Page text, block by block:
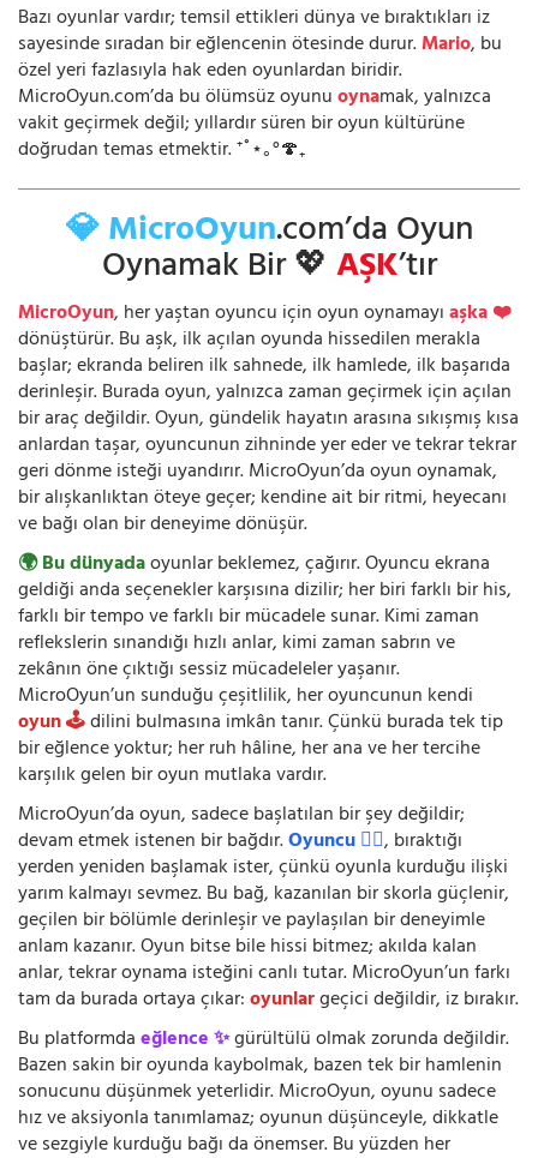
Bazı oyunlar vardır; temsil ettikleri dünya ve bıraktıkları iz
sayesinde sıradan bir eğlencenin ötesinde durur.Mario, bu
özel yeri fazlasıyla hak eden oyunlardan biridir.
MicroOyun.com’da bu ölümsüz oyunuoynamak, yalnızca
vakit geçirmek değil; yıllardır süren bir oyun kültürüne
doğrudan temas etmektir. ⁺˚⋆｡°🍄₊
💎 MicroOyun.com’da Oyun
Oynamak Bir 💖AŞK’tır
MicroOyun, her yaştan oyuncu için oyun oynamayıaşka ❤️
dönüştürür. Bu aşk, ilk açılan oyunda hissedilen merakla
başlar; ekranda beliren ilk sahnede, ilk hamlede, ilk başarıda
derinleşir. Burada oyun, yalnızca zaman geçirmek için açılan
bir araç değildir. Oyun, gündelik hayatın arasına sıkışmış kısa
anlardan taşar, oyuncunun zihninde yer eder ve tekrar tekrar
geri dönme isteği uyandırır. MicroOyun’da oyun oynamak,
bir alışkanlıktan öteye geçer; kendine ait bir ritmi, heyecanı
ve bağı olan bir deneyime dönüşür.
🌍 Bu dünyadaoyunlar beklemez, çağırır. Oyuncu ekrana
geldiği anda seçenekler karşısına dizilir; her biri farklı bir his,
farklı bir tempo ve farklı bir mücadele sunar. Kimi zaman
reflekslerin sınandığı hızlı anlar, kimi zaman sabrın ve
zekânın öne çıktığı sessiz mücadeleler yaşanır.
MicroOyun’un sunduğu çeşitlilik, her oyuncunun kendi
oyun 🕹️dilini bulmasına imkân tanır. Çünkü burada tek tip
bir eğlence yoktur; her ruh hâline, her ana ve her tercihe
karşılık gelen bir oyun mutlaka vardır.
MicroOyun’da oyun, sadece başlatılan bir şey değildir;
devam etmek istenen bir bağdır.Oyuncu 🧍‍♂️, bıraktığı
yerden yeniden başlamak ister, çünkü oyunla kurduğu ilişki
yarım kalmayı sevmez. Bu bağ, kazanılan bir skorla güçlenir,
geçilen bir bölümle derinleşir ve paylaşılan bir deneyimle
anlam kazanır. Oyun bitse bile hissi bitmez; akılda kalan
anlar, tekrar oynama isteğini canlı tutar. MicroOyun’un farkı
tam da burada ortaya çıkar:oyunlargeçici değildir, iz bırakır.
Bu platformdaeğlence ✨gürültülü olmak zorunda değildir.
Bazen sakin bir oyunda kaybolmak, bazen tek bir hamlenin
sonucunu düşünmek yeterlidir. MicroOyun, oyunu sadece
hız ve aksiyonla tanımlamaz; oyunun düşünceyle, dikkatle
ve sezgiyle kurduğu bağı da önemser. Bu yüzden her